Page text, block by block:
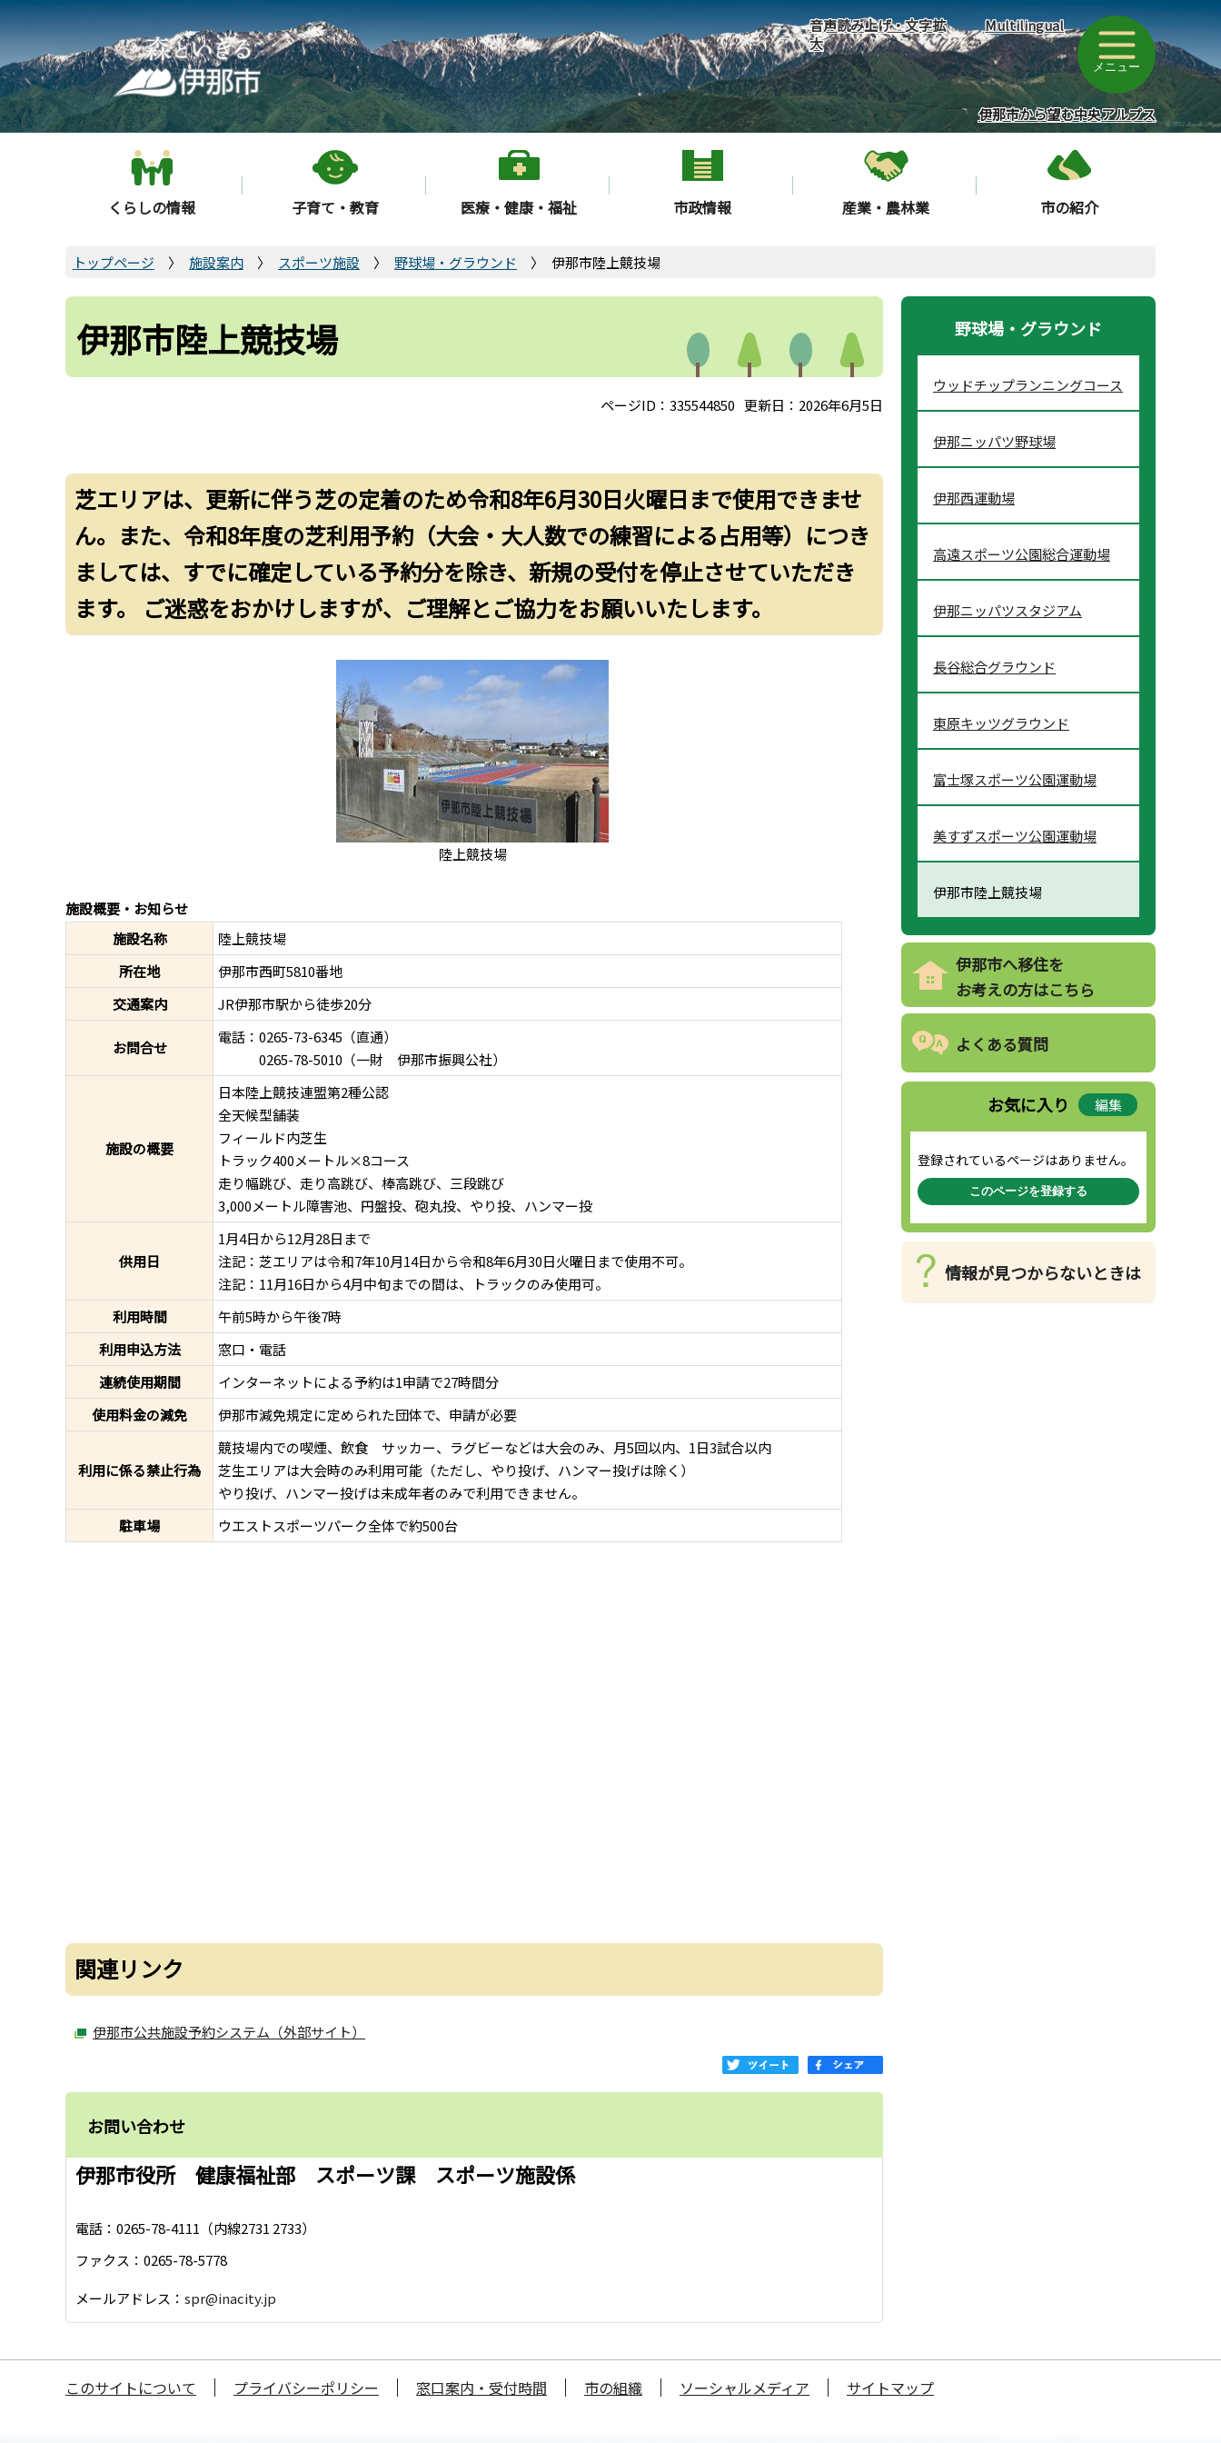
こ
の
ペ
ー
ジ
の
音声読み上げ・文字拡
大
Multilingual
メニュー
伊那市から望む中央アルプス
くらしの情報 子育て・教育 医療・健康・福祉 市政情報 産業・農林業 市の紹介
トップページ 施設案内 スポーツ施設 野球場・グラウンド 伊那市陸上競技場
伊那市陸上競技場
ページID：335544850 更新日：2026年6月5日
芝エリアは、更新に伴う芝の定着のため令和8年6月30日火曜日まで使用できませ
ん。また、令和8年度の芝利用予約（大会・大人数での練習による占用等）につき
ましては、すでに確定している予約分を除き、新規の受付を停止させていただき
ます。 ご迷惑をおかけしますが、ご理解とご協力をお願いいたします。
陸上競技場
施設概要・お知らせ
施設名称
陸上競技場
所在地
伊那市西町5810番地
交通案内
JR伊那市駅から徒歩20分
お問合せ
電話：0265-73-6345（直通）
0265-78-5010（一財 伊那市振興公社）
施設の概要
日本陸上競技連盟第2種公認
全天候型舗装
フィールド内芝生
トラック400メートル×8コース
走り幅跳び、走り高跳び、棒高跳び、三段跳び
3,000メートル障害池、円盤投、砲丸投、やり投、ハンマー投
供用日
1月4日から12月28日まで
注記：芝エリアは令和7年10月14日から令和8年6月30日火曜日まで使用不可。
注記：11月16日から4月中旬までの間は、トラックのみ使用可。
利用時間
午前5時から午後7時
利用申込方法
窓口・電話
連続使用期間
インターネットによる予約は1申請で27時間分
使用料金の減免
伊那市減免規定に定められた団体で、申請が必要
利用に係る禁止行為
競技場内での喫煙、飲食 サッカー、ラグビーなどは大会のみ、月5回以内、1日3試合以内
芝生エリアは大会時のみ利用可能（ただし、やり投げ、ハンマー投げは除く）
やり投げ、ハンマー投げは未成年者のみで利用できません。
駐車場
ウエストスポーツパーク全体で約500台
関連リンク
伊那市公共施設予約システム（外部サイト）
お問い合わせ
伊那市役所 健康福祉部 スポーツ課 スポーツ施設係
電話：0265-78-4111（内線2731 2733）
ファクス：0265-78-5778
メールアドレス： spr@inacity.jp
野球場・グラウンド
ウッドチップランニングコース
伊那ニッパツ野球場
伊那西運動場
高遠スポーツ公園総合運動場
伊那ニッパツスタジアム
長谷総合グラウンド
東原キッツグラウンド
富士塚スポーツ公園運動場
美すずスポーツ公園運動場
伊那市陸上競技場
伊那市へ移住を
お考えの方はこちら
よくある質問
お気に入り 編集
登録されているページはありません。
このページを登録する
情報が見つからないときは
このサイトについて プライバシーポリシー 窓口案内・受付時間 市の組織 ソーシャルメディア サイトマップ